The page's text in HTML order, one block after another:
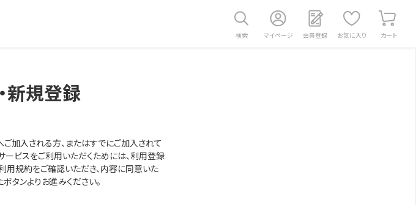
検索 マイページ 会員登録 お気に入り カート
新規登録
加入される方、またはすでにご加入されて
ービスをご利用いただくためには、利用登録
用規約をご確認いただき、内容に同意いた
タンよりお進みください。